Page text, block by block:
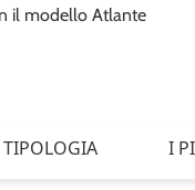
il modello Atlante
TIPOLOGIA I